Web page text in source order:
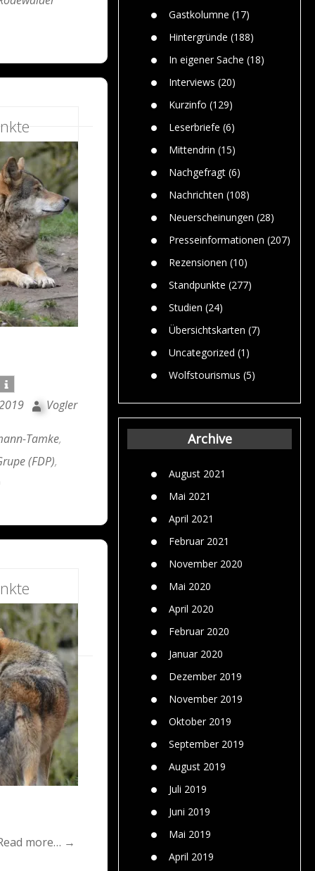
Jim
Warum
Gastkolumne (17)
Hintergründe (188)
In eigener Sache (18)
Interviews (20)
Kurzinfo (129)
Leserbriefe (6)
Mittendrin (15)
Nachgefragt (6)
Nachrichten (108)
Neuerscheinungen (28)
Presseinformationen (207)
Rezensionen (10)
Standpunkte (277)
Studien (24)
Übersichtskarten (7)
Uncategorized (1)
Wolfstourismus (5)
Archive
August 2021
Mai 2021
April 2021
Februar 2021
November 2020
Mai 2020
April 2020
Februar 2020
Januar 2020
Dezember 2019
November 2019
Oktober 2019
September 2019
August 2019
Juli 2019
Juni 2019
Mai 2019
April 2019
Vogler
Tamke,
(FDP),
more… →